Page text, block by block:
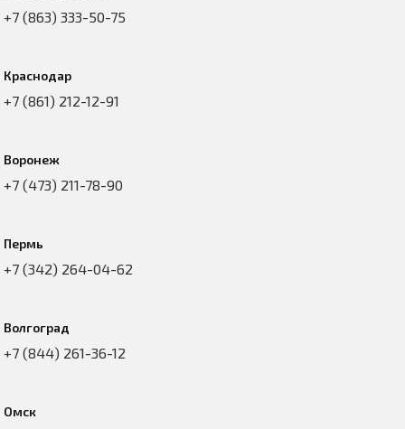
+7 (863) 333-50-75
Краснодар
+7 (861) 212-12-91
Воронеж
+7 (473) 211-78-90
Пермь
+7 (342) 264-04-62
Волгоград
+7 (844) 261-36-12
Омск